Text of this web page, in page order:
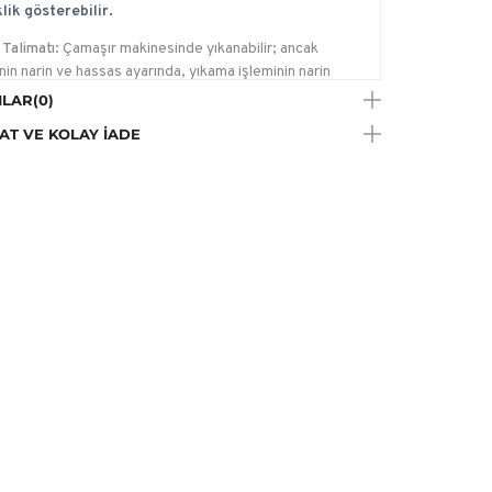
gösterebilir.
Çamaşır makinesinde yıkanabilir; ancak
narin ve hassas ayarında, yıkama işleminin narin
özellikle hassas giysileri korumaya yönelik ürünler bu
(0)
VE KOLAY İADE